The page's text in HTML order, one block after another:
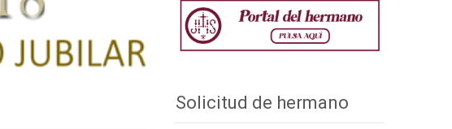
Solicitud de hermano